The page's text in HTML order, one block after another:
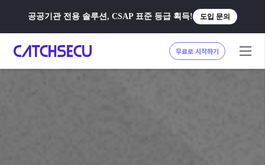
공공기관 전용 솔루션, CSAP 표준 등급 획득! 도입 문의
무료로 시작하기